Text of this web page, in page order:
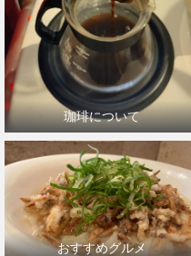
珈琲について
おすすめグルメ